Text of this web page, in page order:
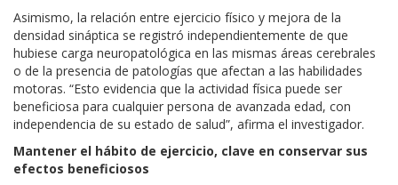
Asimismo, la relación entre ejercicio físico y mejora de la
densidad sináptica se registró independientemente de que
hubiese carga neuropatológica en las mismas áreas cerebrales
o de la presencia de patologías que afectan a las habilidades
motoras. “Esto evidencia que la actividad física puede ser
beneficiosa para cualquier persona de avanzada edad, con
independencia de su estado de salud”, afirma el investigador.
Mantener el hábito de ejercicio, clave en conservar sus
efectos beneficiosos